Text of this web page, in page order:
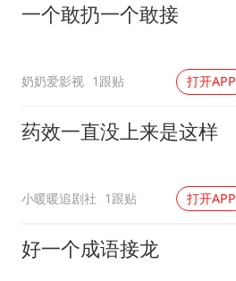
一个敢扔一个敢接
奶奶爱影视 1跟贴 打开APP
药效一直没上来是这样
小暖暖追剧社 1跟贴 打开APP
好一个成语接龙